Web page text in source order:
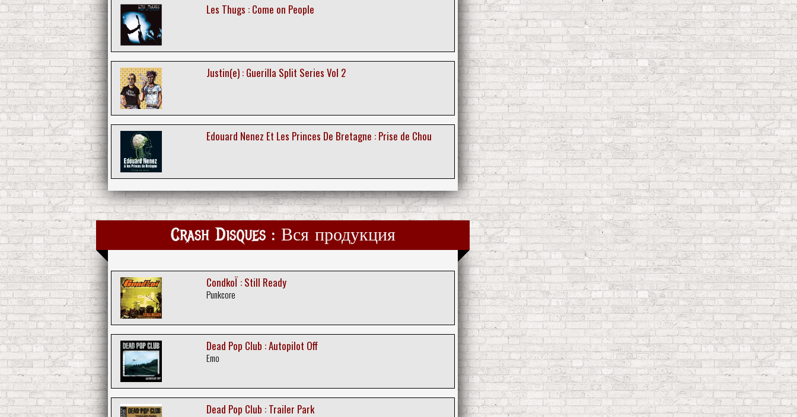
Les Thugs : Come on People
Justin(e) : Guerilla Split Series Vol 2
Edouard Nenez Et Les Princes De Bretagne : Prise de Chou
Crash Disques : Вся продукция
CondkoÏ : Still Ready
Punkcore
Dead Pop Club : Autopilot Off
Emo
Dead Pop Club : Trailer Park